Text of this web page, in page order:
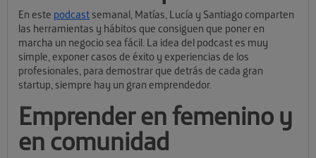
En este podcast semanal, Matías, Lucía y Santiago comparten
las herramientas y hábitos que consiguen que poner en
marcha un negocio sea fácil. La idea del podcast es muy
simple, exponer casos de éxito y experiencias de los
profesionales, para demostrar que detrás de cada gran
startup, siempre hay un gran emprendedor.
Emprender en femenino y
en comunidad